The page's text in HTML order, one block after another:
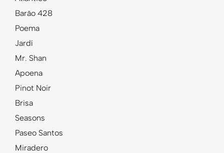
Barão 428
Poema
Jardí
Mr. Shan
Apoena
Pinot Noir
Brisa
Seasons
Paseo Santos
Miradero